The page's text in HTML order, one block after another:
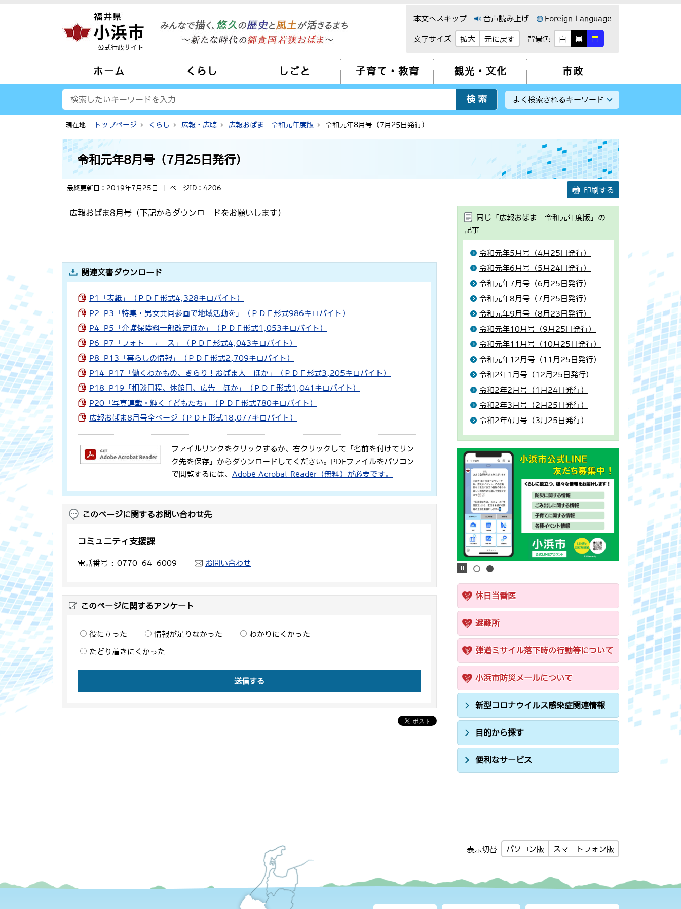
公式行政サイト
本文へスキップ 音声読み上げ Foreign Language
文字サイズ 拡大 元に戻す 背景色 白 黒 青
ホーム くらし しごと 子育て・教育 観光・文化 市政
よく検索されるキーワード
現在地 トップページ くらし 広報・広聴 広報おばま 令和元年度版 令和元年8月号（7月25日発行）
令和元年8月号（7月25日発行）
最終更新日：2019年7月25日 ページID：4206 印刷する
広報おばま8月号（下記からダウンロードをお願いします）
関連文書ダウンロード
P1「表紙」（ＰＤＦ形式4,328キロバイト）
P2-P3「特集・男女共同参画で地域活動を」（ＰＤＦ形式986キロバイト）
P4-P5「介護保険料一部改定ほか」（ＰＤＦ形式1,053キロバイト）
P6-P7「フォトニュース」（ＰＤＦ形式4,043キロバイト）
P8-P13「暮らしの情報」（ＰＤＦ形式2,709キロバイト）
P14-P17「働くわかもの、きらり！おばま人 ほか」（ＰＤＦ形式3,205キロバイト）
P18-P19「相談日程、休館日、広告 ほか」（ＰＤＦ形式1,041キロバイト）
P20「写真連載・輝く子どもたち」（ＰＤＦ形式780キロバイト）
広報おばま8月号全ページ（ＰＤＦ形式18,077キロバイト）
ファイルリンクをクリックするか、右クリックして「名前を付けてリン
ク先を保存」からダウンロードしてください。PDFファイルをパソコン
で閲覧するには、 Adobe Acrobat Reader（無料）が必要です。
このページに関するお問い合わせ先
コミュニティ支援課
電話番号 0770-64-6009 お問い合わせ
このページに関するアンケート
役に立った 情報が足りなかった わかりにくかった
たどり着きにくかった
送信する
同じ「広報おばま 令和元年度版」の
記事
令和元年5月号（4月25日発行）
令和元年6月号（5月24日発行）
令和元年7月号（6月25日発行）
令和元年8月号（7月25日発行）
令和元年9月号（8月23日発行）
令和元年10月号（9月25日発行）
令和元年11月号（10月25日発行）
令和元年12月号（11月25日発行）
令和2年1月号（12月25日発行）
令和2年2月号（1月24日発行）
令和2年3月号（2月25日発行）
令和2年4月号（3月25日発行）
休日当番医
避難所
弾道ミサイル落下時の行動等について
小浜市防災メールについて
新型コロナウイルス感染症関連情報
目的から探す
便利なサービス
表示切替 パソコン版 スマートフォン版